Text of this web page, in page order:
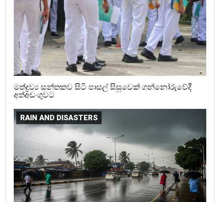
මත්ද්‍රව්‍ය සන්තකව සිටි පාසල් සිසුවෙක් ගන්නෝරුවේදී
අත්අඩංගුවට
RAIN AND DISASTERS